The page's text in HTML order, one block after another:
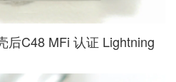
后C48 MFi 认证 Lightning